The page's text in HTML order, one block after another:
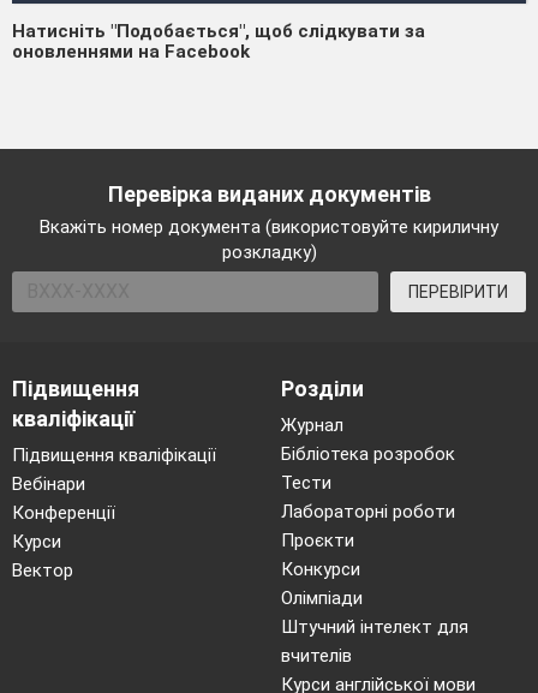
Натисніть "Подобається", щоб слідкувати за
оновленнями на Facebook
Перевірка виданих документів
Вкажіть номер документа (використовуйте кириличну
розкладку)
ПЕРЕВІРИТИ
Підвищення
кваліфікації
Підвищення кваліфікації
Вебінари
Конференції
Курси
Вектор
Розділи
Журнал
Бібліотека розробок
Тести
Лабораторні роботи
Проєкти
Конкурси
Олімпіади
Штучний інтелект для
вчителів
Курси англійської мови